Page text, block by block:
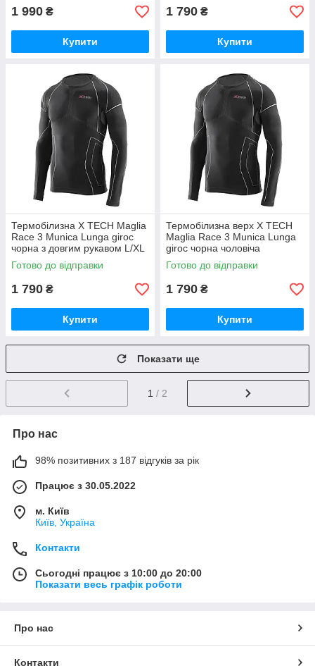
1 990 ₴
Купити
1 790 ₴
Купити
Термобілизна X TECH Maglia
Race 3 Munica Lunga giroc
чорна з довгим рукавом L/XL
GoodPlace -worry-free-
shopping-
Готово до відправки
1 790 ₴
Купити
Термобілизна верх X TECH
Maglia Race 3 Munica Lunga
giroc чорна чоловіча
XXL/XXXL GoodPlace -worry-
free-shopping-
Готово до відправки
1 790 ₴
Купити
Показати ще
1 / 2
Про нас
98% позитивних з 187 відгуків за рік
Працює з 30.05.2022
м. Київ
Київ, Україна
Контакти
Сьогодні працює з 10:00 до 20:00
Показати весь графік роботи
Про нас
Контакти